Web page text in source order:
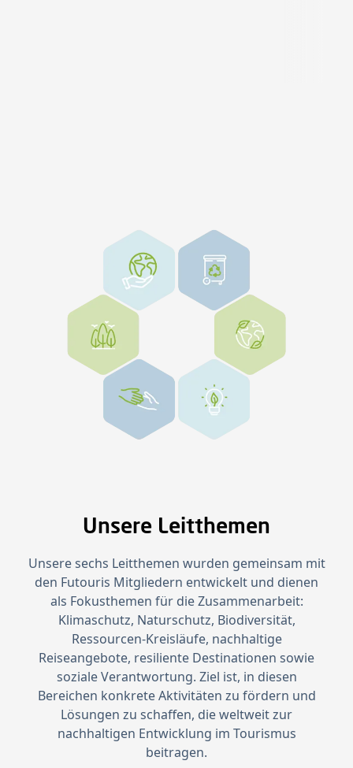
Unsere Leitthemen
Unsere sechs Leitthemen wurden gemeinsam mit
den Futouris Mitgliedern entwickelt und dienen
als Fokusthemen für die Zusammenarbeit:
Klimaschutz, Naturschutz, Biodiversität,
Ressourcen‑Kreisläufe, nachhaltige
Reiseangebote, resiliente Destinationen sowie
soziale Verantwortung. Ziel ist, in diesen
Bereichen konkrete Aktivitäten zu fördern und
Lösungen zu schaffen, die weltweit zur
nachhaltigen Entwicklung im Tourismus
beitragen.